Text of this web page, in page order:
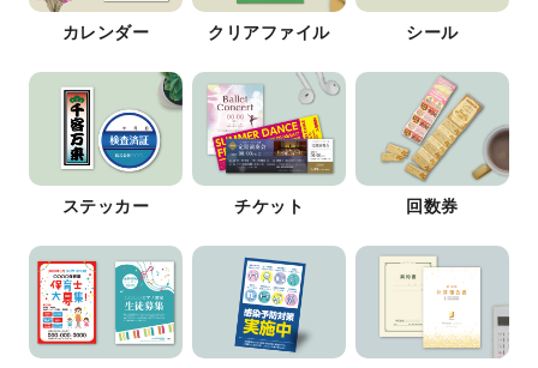
カレンダー クリアファイル シール
ステッカー チケット 回数券